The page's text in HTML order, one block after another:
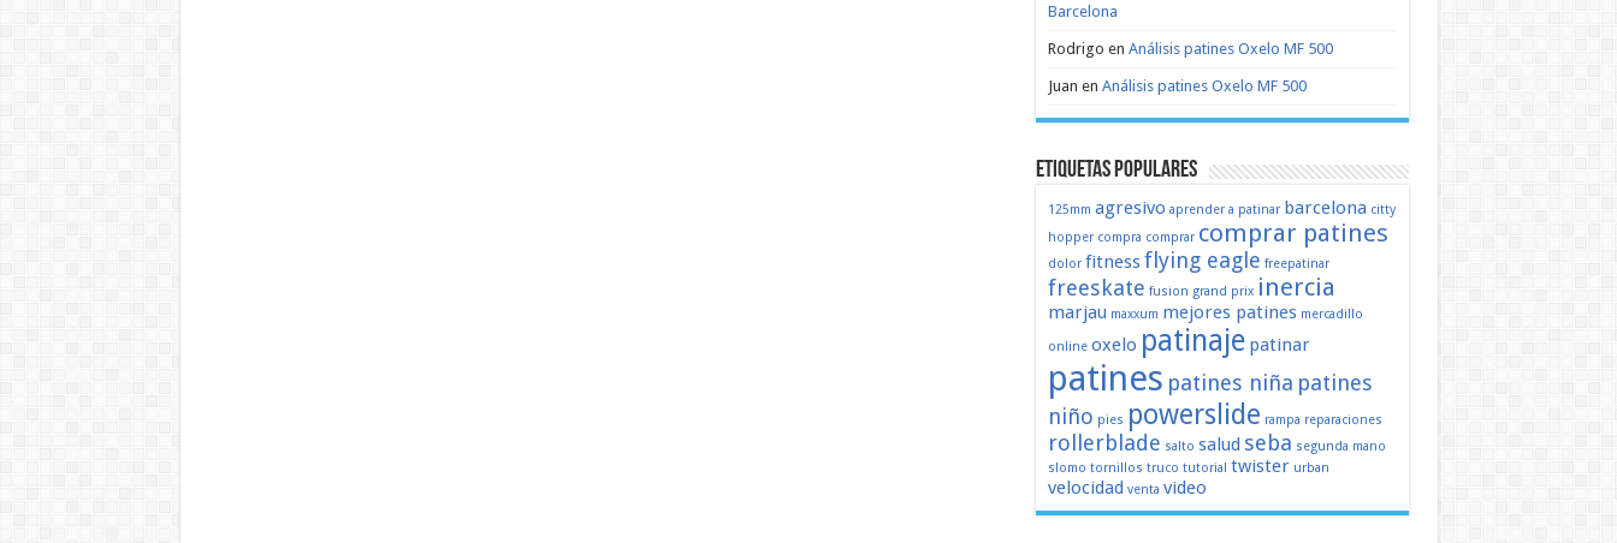
Barcelona
Rodrigo en Análisis patines Oxelo MF 500
Juan en Análisis patines Oxelo MF 500
Etiquetas populares
125mm agresivo aprender a patinar barcelona citty
hopper compra comprar comprar patines
dolor fitnessflying eagle freepatinar
freeskate fusion grand prix inercia
marjau maxxum mejores patines mercadillo
online oxelo patinaje patinar
patines patines niña patines
niño pies powerslide rampa reparaciones
rollerblade salto salud seba segunda mano
slomo tornillos truco tutorial twister urban
velocidad venta video